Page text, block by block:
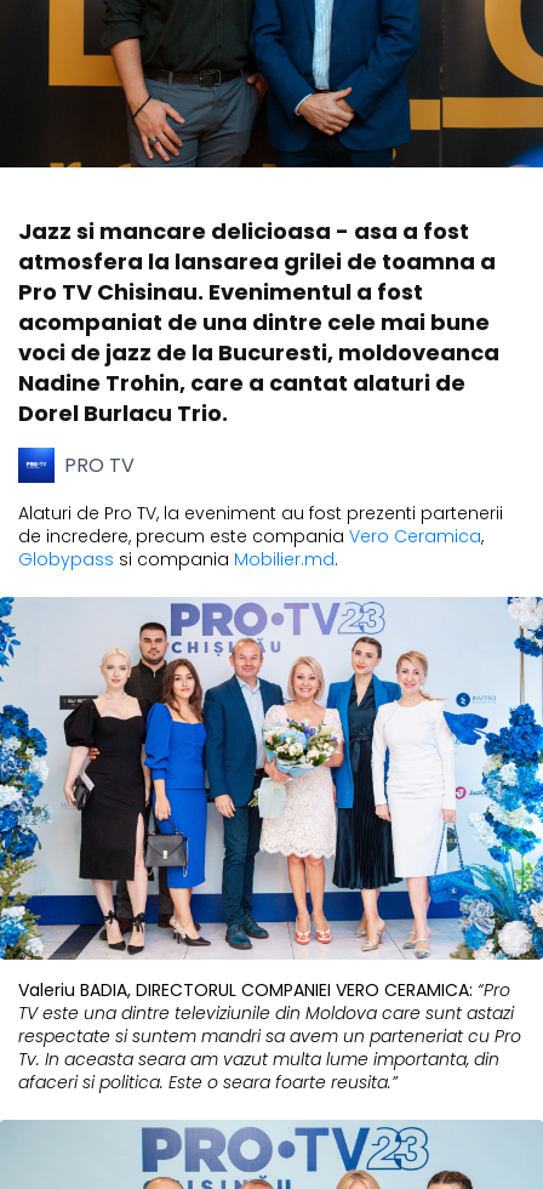
Jazz si mancare delicioasa - asa a fost
atmosfera la lansarea grilei de toamna a
Pro TV Chisinau. Evenimentul a fost
acompaniat de una dintre cele mai bune
voci de jazz de la Bucuresti, moldoveanca
Nadine Trohin, care a cantat alaturi de
Dorel Burlacu Trio.
PRO TV
Alaturi de Pro TV, la eveniment au fost prezenti partenerii
de incredere, precum este compania Vero Ceramica,
Globypass si compania Mobilier.md.
Valeriu BADIA, DIRECTORUL COMPANIEI VERO CERAMICA: “Pro
TV este una dintre televiziunile din Moldova care sunt astazi
respectate si suntem mandri sa avem un parteneriat cu Pro
Tv. In aceasta seara am vazut multa lume importanta, din
afaceri si politica. Este o seara foarte reusita.”